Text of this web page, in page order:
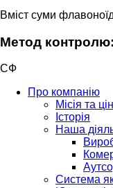
Вміст суми
Метод контролю:
СФ
Про компанію
Місія та
Історія
Наша
Система